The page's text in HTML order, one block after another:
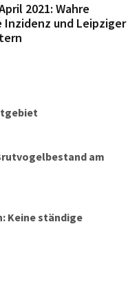
2021: Wahre
und Leipziger
am
Keine ständige